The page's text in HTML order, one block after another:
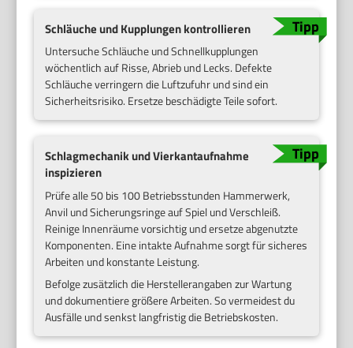
Schläuche und Kupplungen kontrollieren
Untersuche Schläuche und Schnellkupplungen
wöchentlich auf Risse, Abrieb und Lecks. Defekte
Schläuche verringern die Luftzufuhr und sind ein
Sicherheitsrisiko. Ersetze beschädigte Teile sofort.
Schlagmechanik und Vierkantaufnahme
inspizieren
Prüfe alle 50 bis 100 Betriebsstunden Hammerwerk,
Anvil und Sicherungsringe auf Spiel und Verschleiß.
Reinige Innenräume vorsichtig und ersetze abgenutzte
Komponenten. Eine intakte Aufnahme sorgt für sicheres
Arbeiten und konstante Leistung.
Befolge zusätzlich die Herstellerangaben zur Wartung
und dokumentiere größere Arbeiten. So vermeidest du
Ausfälle und senkst langfristig die Betriebskosten.